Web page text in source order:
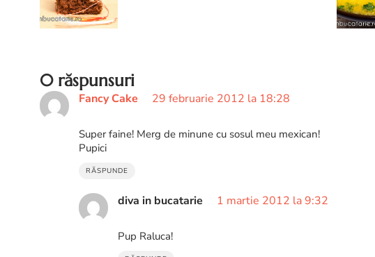
0 răspunsuri
Fancy Cake 29 februarie 2012 la 18:28
Super faine! Merg de minune cu sosul meu mexican!
Pupici
RĂSPUNDE
diva in bucatarie 1 martie 2012 la 9:32
Pup Raluca!